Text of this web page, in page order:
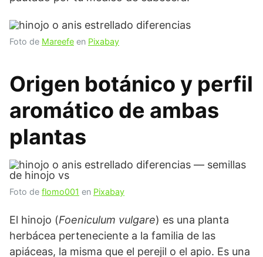
Foto de Mareefe en Pixabay
Origen botánico y perfil
aromático de ambas
plantas
Foto de flomo001 en Pixabay
El hinojo (Foeniculum vulgare) es una planta
herbácea perteneciente a la familia de las
apiáceas, la misma que el perejil o el apio. Es una